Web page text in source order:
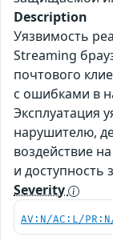
Description
Уязвимость
Streaming
почтового
с ошибками в
Эксплуатация
нарушителю,
воздействие
и
Severity
AV:N/AC:L/